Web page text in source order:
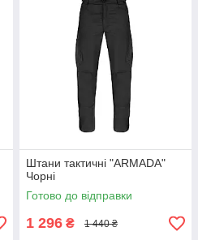
Штани тактичні "ARMADA"
Чорні
Готово до відправки
1 296 ₴ 1 440 ₴